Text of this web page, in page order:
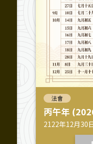
法會
丙午年
2122年12月30